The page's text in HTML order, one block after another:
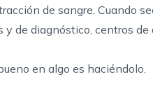
de sangre. Cuando
de diagnóstico, centros de
en algo es haciéndolo.